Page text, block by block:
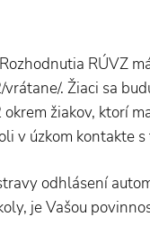
RÚVZ
. Žiaci sa
žiakov, ktorí
v úzkom kontakte
odhlásení
je Vašou